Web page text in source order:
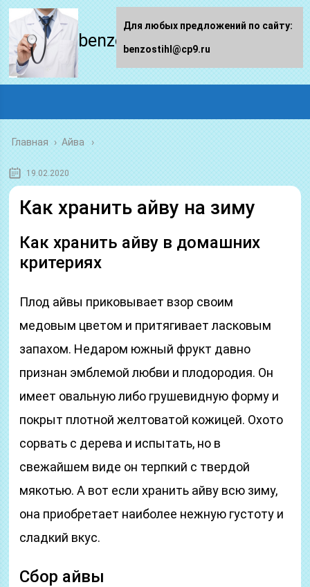
benzostihl.ru
Главная › Айва
19.02.2020
Как хранить айву на зиму
Как хранить айву в домашних
критериях
Плод айвы приковывает взор своим
медовым цветом и притягивает ласковым
запахом. Недаром южный фрукт давно
признан эмблемой любви и плодородия. Он
имеет овальную либо грушевидную форму и
покрыт плотной желтоватой кожицей. Охото
сорвать с дерева и испытать, но в
свежайшем виде он терпкий с твердой
мякотью. А вот если хранить айву всю зиму,
она приобретает наиболее нежную густоту и
сладкий вкус.
Сбор айвы
Для любых предложений по сайту:
benzostihl@cp9.ru